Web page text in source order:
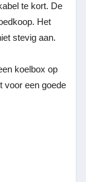
te kort. De
Het
stevig aan.
koelbox op
voor een goede